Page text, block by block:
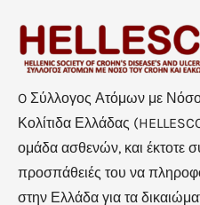
O Σύλλογος Ατόμων με
Κολίτιδα Ελλάδας
ομάδα ασθενών, και έκτοτε
προσπάθειές του να
στην Ελλάδα για τα